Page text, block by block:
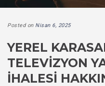
Posted on Nisan 6, 2025
YEREL
TELEVIZYON
İHALESI